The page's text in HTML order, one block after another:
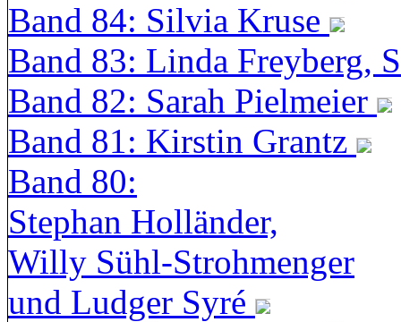
Band 84: Silvia Kruse
Band 83: Linda Freyberg,
Band 82: Sarah Pielmeier
Band 81: Kirstin Grantz
Band 80:
Stephan Holländer,
Willy Sühl-Strohmenger
und Ludger Syré